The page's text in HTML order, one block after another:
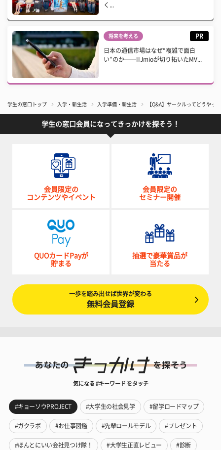
く...
将来を考える PR
日本の通信市場はなぜ“複雑で面白
い”のか──IIJmioが切り拓いたMV...
学生の窓口トップ 入学・新生活 入学準備・新生活 【Q&A】サークルってどうやっ
学生の窓口会員になってきっかけを探そう！
会員限定の
コンテンツやイベント
会員限定の
セミナー開催
QUOカードPayが
貯まる
抽選で豪華賞品が
当たる
一歩を踏み出せば世界が変わる
無料会員登録
気になる #キーワード をタッチ
#キョーソウPROJECT #大学生の社会見学 #留学ロードマップ
#ガクラボ #お仕事図鑑 #先輩ロールモデル #プレゼント
#ほんとにいい会社見つけ隊！ #大学生正直レビュー #診断